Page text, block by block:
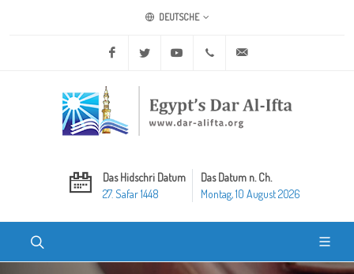
DEUTSCHE
Facebook Twitter Youtube +20 2 25970400
Das Hidschri Datum
27. Safar 1448
Das Datum n. Ch.
Montag, 10 August 2026